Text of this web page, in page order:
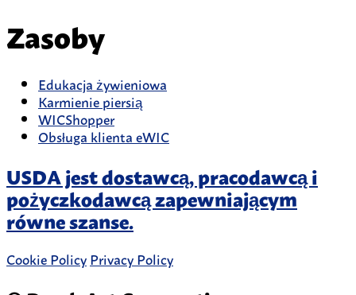
Zasoby
Edukacja żywieniowa
Karmienie piersią
WICShopper
Obsługa klienta eWIC
USDA jest dostawcą, pracodawcą i
pożyczkodawcą zapewniającym
równe szanse.
Cookie PolicyPrivacy Policy